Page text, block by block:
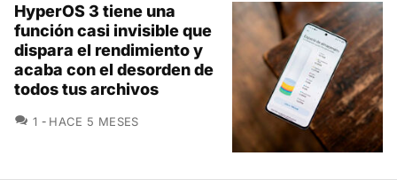
HyperOS 3 tiene una
función casi invisible que
dispara el rendimiento y
acaba con el desorden de
todos tus archivos
1 COMENTARIOS
HACE 5 MESES